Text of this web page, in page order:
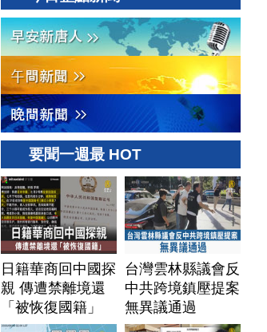
聞｜
20260806(四)
要聞一週最 HOT
日籍華商回中國探
親 傳遭禁離境還
「被恢復國籍」
台灣雲林縣議會反
中共跨境鎮壓提案
無異議通過